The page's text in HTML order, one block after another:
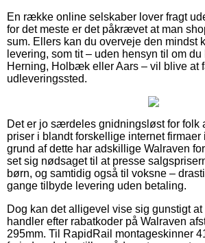
En række online selskaber lover fragt
for det meste er det påkrævet at man
sum. Ellers kan du overveje den mindst
levering, som tit – uden hensyn til om
Herning, Holbæk eller Aars – vil blive at
udleveringssted.
Det er jo særdeles gnidningsløst for folk
priser i blandt forskellige internet firmaer
grund af dette har adskillige Walraven
set sig nødsaget til at presse
børn, og samtidig også til voksne –
gange tilbyde levering uden betaling.
Dog kan det alligevel vise sig gunstigt at
handler efter rabatkoder på Walraven
295mm. Til RapidRail montageskinner